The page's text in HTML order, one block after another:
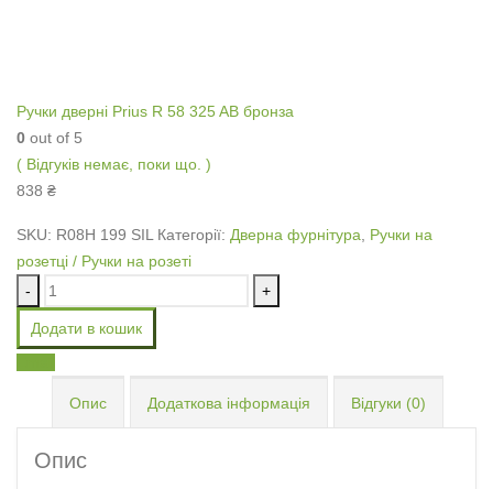
Ручки дверні Prius R 58 325 AB бронза
0 out of 5
( Відгуків немає, поки що. )
838 ₴
SKU: R08H 199 SIL Категорії: Дверна фурнітура
Ручки на
розетці / Ручки на розеті
-
+
Додати в кошик
Опис Додаткова інформація Відгуки (0)
Опис